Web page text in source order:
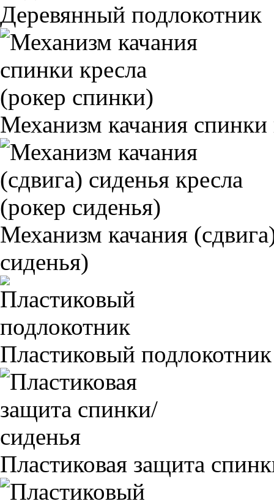
Деревянный подлокотник
Механизм качания
Механизм качания
сиденья)
Пластиковый подлокотник
Пластиковая защита